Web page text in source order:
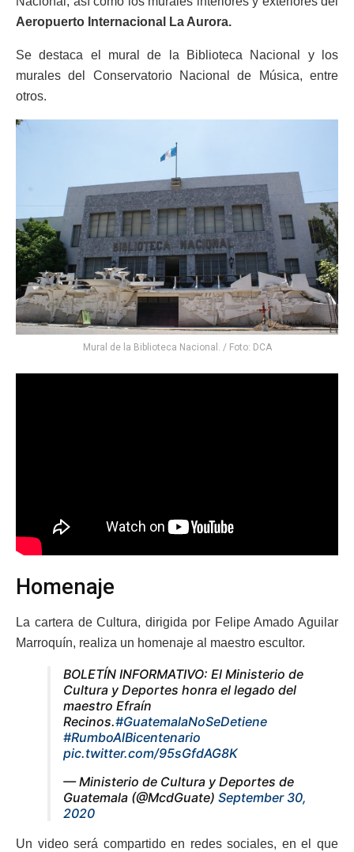
Aeropuerto Internacional La Aurora.
Se destaca el mural de la Biblioteca Nacional y los
murales del Conservatorio Nacional de Música, entre
otros.
Mural de la Biblioteca Nacional. / Foto: DCA
Homenaje
La cartera de Cultura, dirigida por Felipe Amado Aguilar
Marroquín, realiza un homenaje al maestro escultor.
BOLETÍN INFORMATIVO: El Ministerio de
Cultura y Deportes honra el legado del
maestro Efraín
Recinos.#GuatemalaNoSeDetiene
#RumboAlBicentenario
pic.twitter.com/95sGfdAG8K
— Ministerio de Cultura y Deportes de
Guatemala (@McdGuate) September 30,
2020
Un video será compartido en redes sociales, en el que